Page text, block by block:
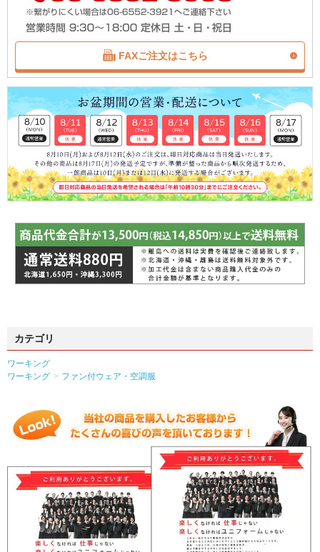
FAXご注文はこちら
カテゴリ
ワーキング
ワーキング
ファン付ウェア・空調服